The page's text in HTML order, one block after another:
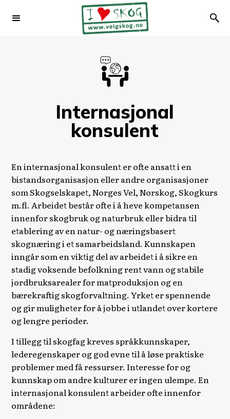
Internasjonal
konsulent
En internasjonal konsulent er ofte ansatt i en
bistandsorganisasjon eller andre organisasjoner
som Skogselskapet, Norges Vel, Norskog, Skogkurs
m.fl. Arbeidet består ofte i å heve kompetansen
innenfor skogbruk og naturbruk eller bidra til
etablering av en natur- og næringsbasert
skognæring i et samarbeidsland. Kunnskapen
inngår som en viktig del av arbeidet i å sikre en
stadig voksende befolkning rent vann og stabile
jordbruksarealer for matproduksjon og en
bærekraftig skogforvaltning. Yrket er spennende
og gir muligheter for å jobbe i utlandet over kortere
og lengre perioder.
I tillegg til skogfag kreves språkkunnskaper,
lederegenskaper og god evne til å løse praktiske
problemer med få ressurser. Interesse for og
kunnskap om andre kulturer er ingen ulempe. En
internasjonal konsulent arbeider ofte innenfor
områdene: